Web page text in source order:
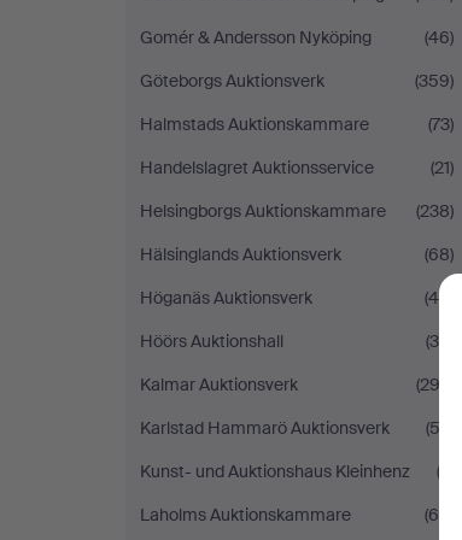
Gomér & Andersson Nyköping
(46)
Göteborgs Auktionsverk
(359)
Halmstads Auktionskammare
(73)
Handelslagret Auktionsservice
(21)
Helsingborgs Auktionskammare
(238)
Hälsinglands Auktionsverk
(68)
Höganäs Auktionsverk
(45)
Höörs Auktionshall
(36)
Kalmar Auktionsverk
(292)
Karlstad Hammarö Auktionsverk
(52)
Kunst- und Auktionshaus Kleinhenz
(3)
Laholms Auktionskammare
(60)